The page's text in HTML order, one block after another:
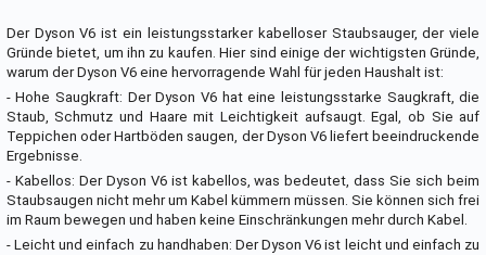
Der Dyson V6 ist ein leistungsstarker kabelloser Staubsauger, der viele
Gründe bietet, um ihn zu kaufen. Hier sind einige der wichtigsten Gründe,
warum der Dyson V6 eine hervorragende Wahl für jeden Haushalt ist:
- Hohe Saugkraft: Der Dyson V6 hat eine leistungsstarke Saugkraft, die
Staub, Schmutz und Haare mit Leichtigkeit aufsaugt. Egal, ob Sie auf
Teppichen oder Hartböden saugen, der Dyson V6 liefert beeindruckende
Ergebnisse.
- Kabellos: Der Dyson V6 ist kabellos, was bedeutet, dass Sie sich beim
Staubsaugen nicht mehr um Kabel kümmern müssen. Sie können sich frei
im Raum bewegen und haben keine Einschränkungen mehr durch Kabel.
- Leicht und einfach zu handhaben: Der Dyson V6 ist leicht und einfach zu